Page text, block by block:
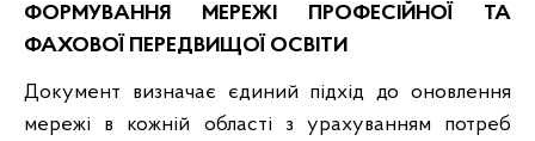
ФОРМУВАННЯ МЕРЕЖІ ПРОФЕСІЙНОЇ ТА
ФАХОВОЇ ПЕРЕДВИЩОЇ ОСВІТИ
Документ визначає єдиний підхід до оновлення
мережі в кожній області з урахуванням потреб